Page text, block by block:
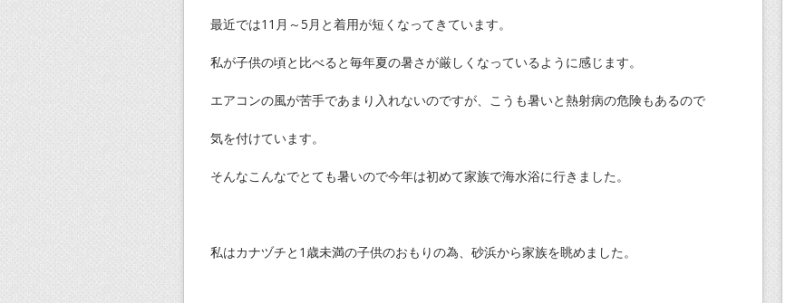
最近では11月～5月と着用が短くなってきています。
私が子供の頃と比べると毎年夏の暑さが厳しくなっているように感じます。
エアコンの風が苦手であまり入れないのですが、こうも暑いと熱射病の危険もあるので
気を付けています。
そんなこんなでとても暑いので今年は初めて家族で海水浴に行きました。
私はカナヅチと1歳未満の子供のおもりの為、砂浜から家族を眺めました。